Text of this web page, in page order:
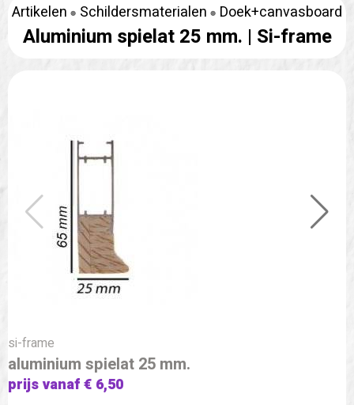
Artikelen Schildersmaterialen Doek+canvasboard
Aluminium spielat 25 mm. | Si-frame
si-frame
aluminium spielat 25 mm.
prijs vanaf € 6,50